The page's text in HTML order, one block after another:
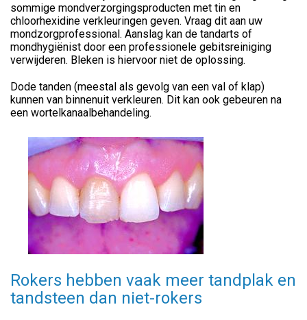
sommige mondverzorgingsproducten met tin en
chloorhexidine verkleuringen geven. Vraag dit aan uw
mondzorgprofessional. Aanslag kan de tandarts of
mondhygiënist door een professionele gebitsreiniging
verwijderen. Bleken is hiervoor niet de oplossing.
Dode tanden (meestal als gevolg van een val of klap)
kunnen van binnenuit verkleuren. Dit kan ook gebeuren na
een wortelkanaalbehandeling.
Rokers hebben vaak meer tandplak en
tandsteen dan niet-rokers